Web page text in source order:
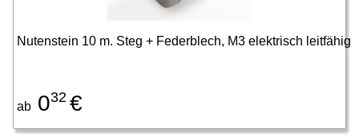
Nutenstein 10 m. Steg + Federblech, M3 elektrisch leitfähig
ab 032 €